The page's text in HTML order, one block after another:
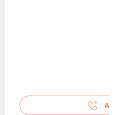
APPELER